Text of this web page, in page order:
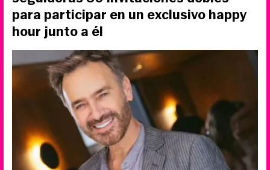
para participar en un exclusivo happy
hour junto a él